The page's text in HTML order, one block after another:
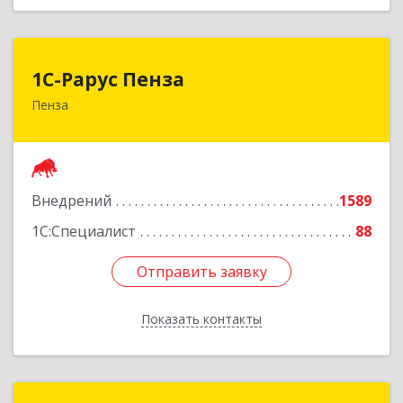
1С-Рарус Пенза
Пенза
Внедрений
1589
1С:Специалист
88
Отправить заявку
Показать контакты
440028, Пензенская обл, г.о. г.Пенза, Пенза г,
Отправить заявку
Назад